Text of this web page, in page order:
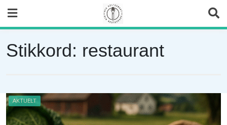
content
Stikkord: restaurant
AKTUELT